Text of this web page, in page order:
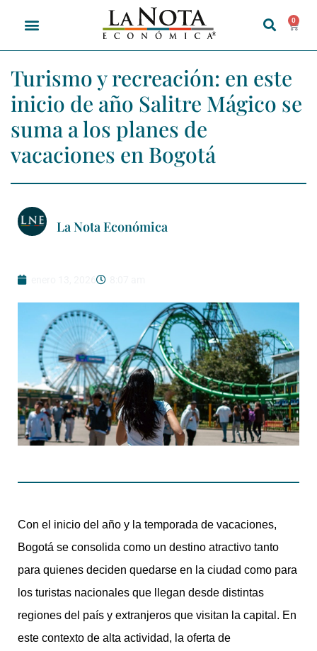
0
Turismo y recreación: en este
inicio de año Salitre Mágico se
suma a los planes de
vacaciones en Bogotá
La Nota Económica
Con el inicio del año y la temporada de vacaciones,
Bogotá se consolida como un destino atractivo tanto
para quienes deciden quedarse en la ciudad como para
los turistas nacionales que llegan desde distintas
regiones del país y extranjeros que visitan la capital. En
este contexto de alta actividad, la oferta de